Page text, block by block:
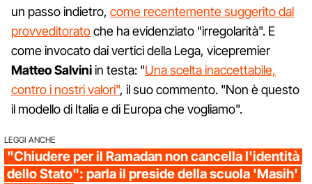
un passo indietro, come recentemente suggerito dal
provveditoratoche ha evidenziato "irregolarità". E
come invocato dai vertici della Lega, vicepremier
Matteo Salviniin testa: "Una scelta inaccettabile,
contro i nostri valori", il suo commento. "Non è questo
il modello di Italia e di Europa che vogliamo".
LEGGI ANCHE
"Chiudere per il Ramadan non cancella l'identità
dello Stato": parla il preside della scuola 'Masih'